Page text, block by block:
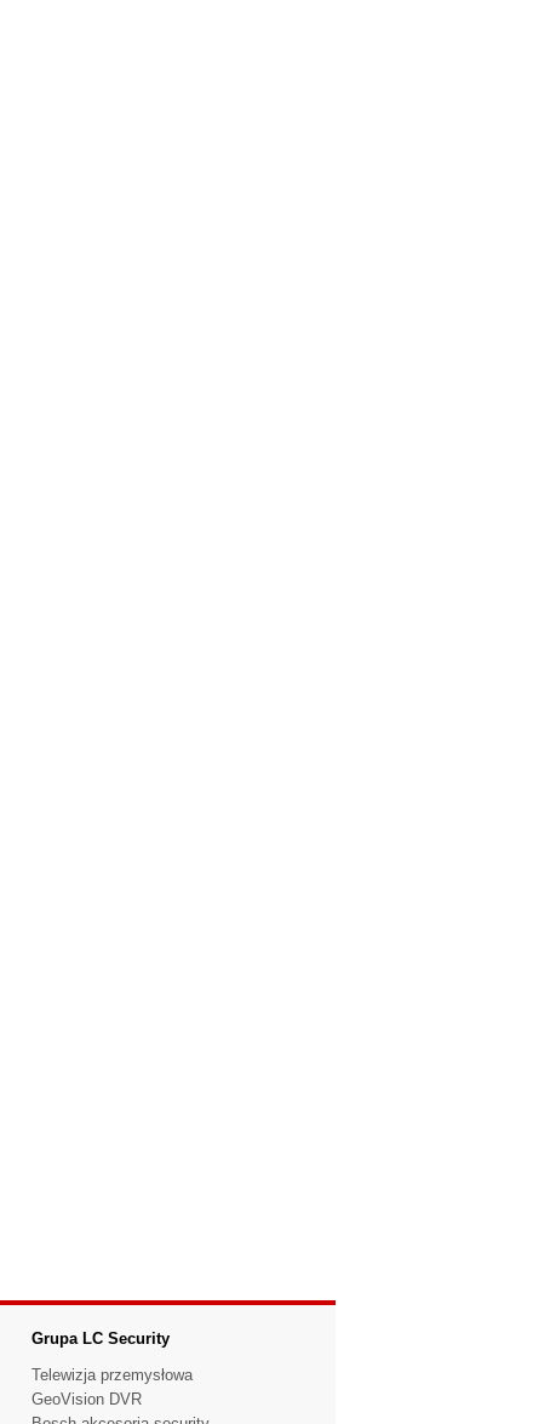
Grupa LC Security
Telewizja przemysłowa
GeoVision DVR